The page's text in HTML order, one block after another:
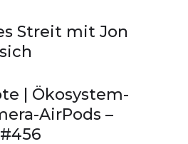
Streit mit Jon
| Ökosystem-
AirPods –